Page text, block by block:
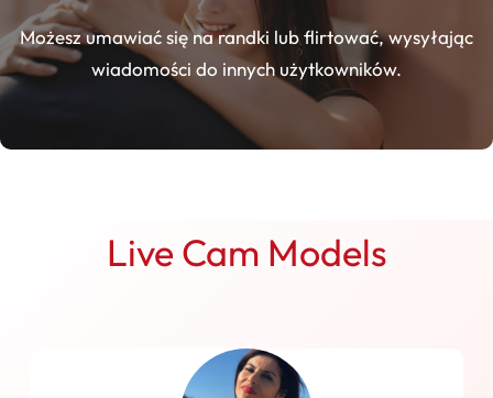
Możesz umawiać się na randki lub flirtować, wysyłając
wiadomości do innych użytkowników.
Live Cam Models